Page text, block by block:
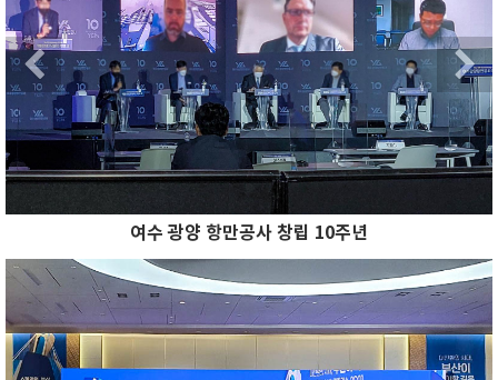
Previous
여수 광양 항만공사 창립 10주년
Previous